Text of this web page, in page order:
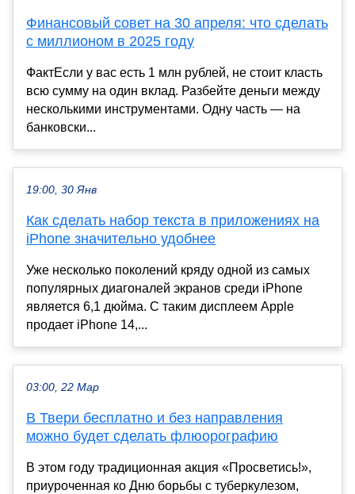
Финансовый совет на 30 апреля: что сделать
с миллионом в 2025 году
ФактЕсли у вас есть 1 млн рублей, не стоит класть
всю сумму на один вклад. Разбейте деньги между
несколькими инструментами. Одну часть — на
банковски...
19:00, 30 Янв
Как сделать набор текста в приложениях на
iPhone значительно удобнее
Уже несколько поколений кряду одной из самых
популярных диагоналей экранов среди iPhone
является 6,1 дюйма. С таким дисплеем Apple
продает iPhone 14,...
03:00, 22 Мар
В Твери бесплатно и без направления
можно будет сделать флюорографию
В этом году традиционная акция «Просветись!»,
приуроченная ко Дню борьбы с туберкулезом,